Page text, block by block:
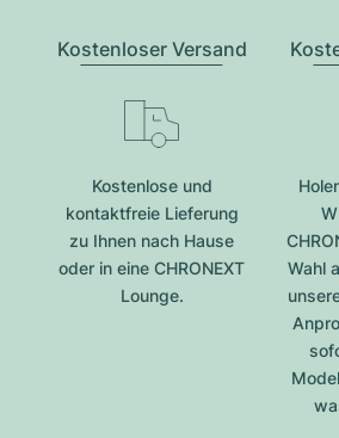
Kostenloser Versand
Kostenlose und
kontaktfreie Lieferung
zu Ihnen nach Hause
oder in eine CHRONEXT
Lounge.
Wahl